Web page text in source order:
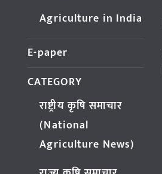
Agriculture in India
E-paper
CATEGORY
राष्ट्रीय कृषि समाचार
(National
Agriculture News)